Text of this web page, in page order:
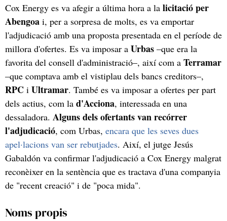
Cox Energy es va afegir a última hora a la licitació per
Abengoa i, per a sorpresa de molts, es va emportar
l'adjudicació amb una proposta presentada en el període de
millora d'ofertes. Es va imposar a Urbas –que era la
favorita del consell d'administració–, així com a Terramar
–que comptava amb el vistiplau dels bancs creditors–,
RPC i Ultramar. També es va imposar a ofertes per part
dels actius, com la d'Acciona, interessada en una
dessaladora. Alguns dels ofertants van recórrer
l'adjudicació, com Urbas, encara que les seves dues
apel·lacions van ser rebutjades. Així, el jutge Jesús
Gabaldón va confirmar l'adjudicació a Cox Energy malgrat
reconèixer en la sentència que es tractava d'una companyia
de "recent creació" i de "poca mida".
Noms propis